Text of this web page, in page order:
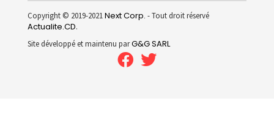
Copyright © 2019-2021Next Corp. - Tout droit réservé
Actualite.CD.
Site développé et maintenu parG&G SARL